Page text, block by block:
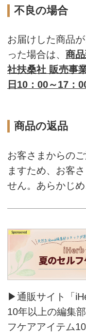
不良の場合
お届けした商品
った場合は、 商
社扶桑社 販売事
日10：00～17：
商品の返品
お客さまからの
ますため、お客
せん。あらかじめ
▶通販サイト「
10年以上の編集
フケアアイテム10